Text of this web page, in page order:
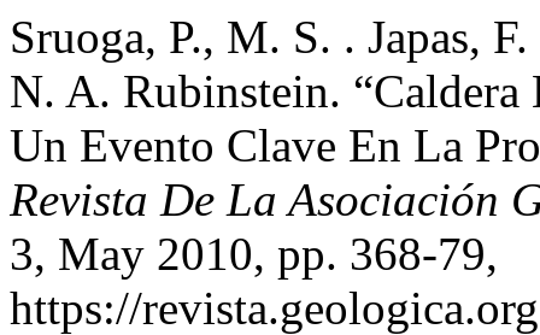
Sruoga, P., M. S. . Japas,
N. A. Rubinstein. “Caldera
Un Evento Clave En La
Revista De La Asociación
3, May 2010, pp. 368-79,
https://